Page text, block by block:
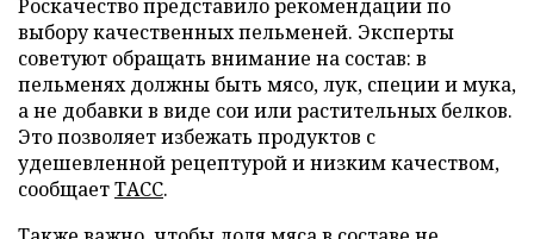
Роскачество представило рекомендации по
выбору качественных пельменей. Эксперты
советуют обращать внимание на состав: в
пельменях должны быть мясо, лук, специи и мука,
а не добавки в виде сои или растительных белков.
Это позволяет избежать продуктов с
удешевленной рецептурой и низким качеством,
сообщаетТАСС.